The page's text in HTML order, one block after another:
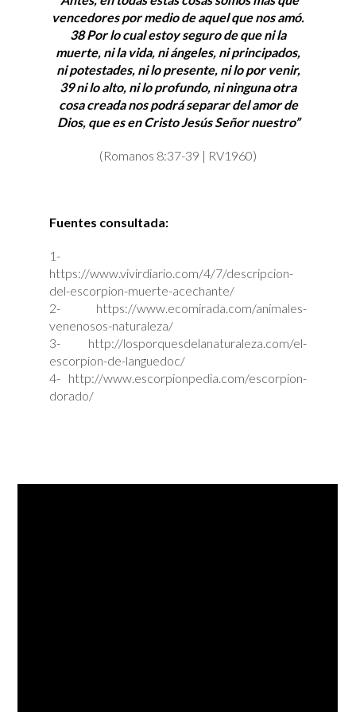
vencedores por medio de aquel que nos amó.
38 Por lo cual estoy seguro de que ni la
muerte, ni la vida, ni ángeles, ni principados,
ni potestades, ni lo presente, ni lo por venir,
39 ni lo alto, ni lo profundo, ni ninguna otra
cosa creada nos podrá separar del amor de
Dios, que es en Cristo Jesús Señor nuestro”
(Romanos 8:37-39 | RV1960)
Fuentes consultada:
1-
https://www.vivirdiario.com/4/7/descripcion-
del-escorpion-muerte-acechante/
2- https://www.ecomirada.com/animales-
venenosos-naturaleza/
3- http://losporquesdelanaturaleza.com/el-
escorpion-de-languedoc/
4- http://www.escorpionpedia.com/escorpion-
dorado/